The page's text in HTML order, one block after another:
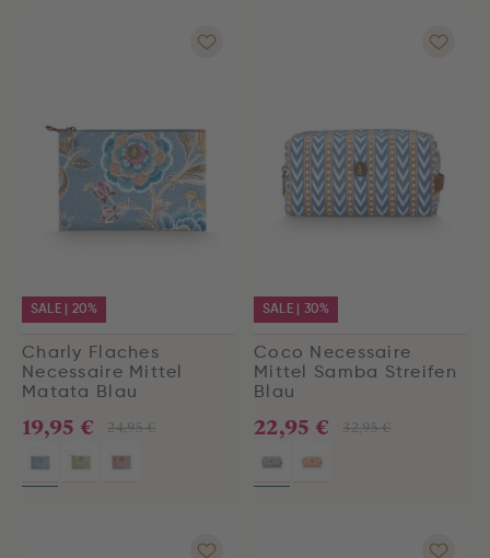
SALE | 20%
Charly Flaches
Necessaire Mittel
Matata Blau
24,95 €
19,95 €
SALE | 30%
Coco Necessaire
Mittel Samba Streifen
Blau
32,95 €
22,95 €